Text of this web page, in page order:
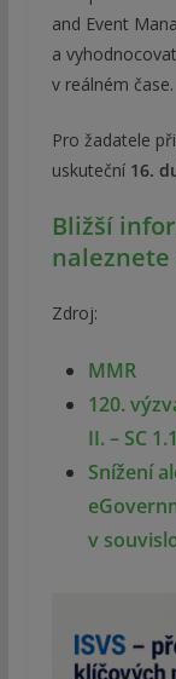
and Event
a
v reálném čase.
Pro žadatele
uskuteční 16.
Bližší
naleznete
Zdroj:
MMR
120.
II. – SC
Snížení
v